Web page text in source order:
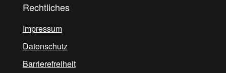
Rechtliches
Impressum
Datenschutz
Barrierefreiheit